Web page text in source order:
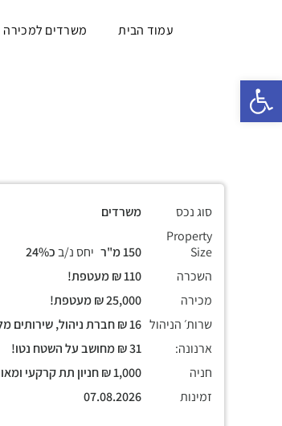
פתח סרגל נגישות
עמוד הבית משרדים למכירה
סוג נכס
משרדים
Property
Size
יחס נ/בכ24%
השכרה
מכירה
שרות׳ הניהול
ארנונה:
חניה
זמינות